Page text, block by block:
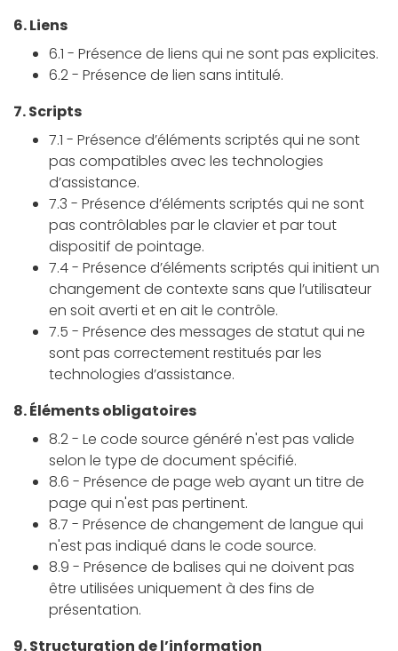
6. Liens
6.1 - Présence de liens qui ne sont pas explicites.
6.2 - Présence de lien sans intitulé.
7. Scripts
7.1 - Présence d’éléments scriptés qui ne sont
pas compatibles avec les technologies
d’assistance.
7.3 - Présence d’éléments scriptés qui ne sont
pas contrôlables par le clavier et par tout
dispositif de pointage.
7.4 - Présence d’éléments scriptés qui initient un
changement de contexte sans que l’utilisateur
en soit averti et en ait le contrôle.
7.5 - Présence des messages de statut qui ne
sont pas correctement restitués par les
technologies d’assistance.
8. Éléments obligatoires
8.2 - Le code source généré n'est pas valide
selon le type de document spécifié.
8.6 - Présence de page web ayant un titre de
page qui n'est pas pertinent.
8.7 - Présence de changement de langue qui
n'est pas indiqué dans le code source.
8.9 - Présence de balises qui ne doivent pas
être utilisées uniquement à des fins de
présentation.
9. Structuration de l’information